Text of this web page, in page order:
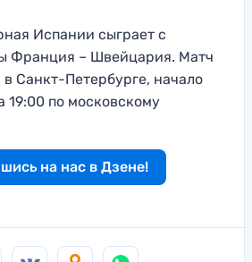
Испании сыграет с
Франция – Швейцария. Матч
Санкт-Петербурге, начало
19:00 по московскому
на нас в Дзене!